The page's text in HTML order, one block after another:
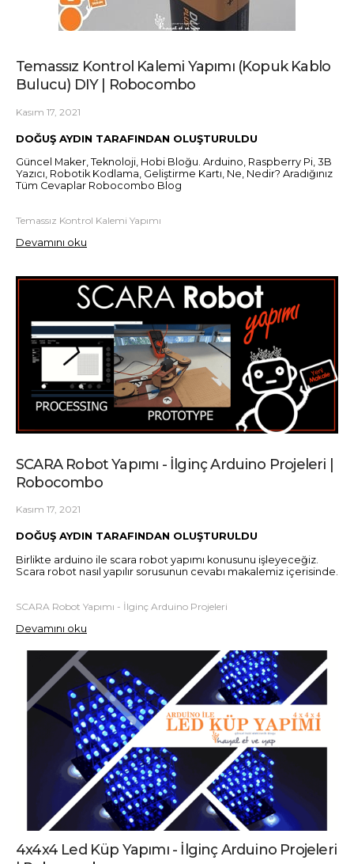
Temassız Kontrol Kalemi Yapımı (Kopuk Kablo
Bulucu) DIY | Robocombo
Kasım 17, 2021
DOĞUŞ AYDIN TARAFINDAN OLUŞTURULDU
Güncel Maker, Teknoloji, Hobi Bloğu. Arduino, Raspberry Pi, 3B
Yazıcı, Robotik Kodlama, Geliştirme Kartı, Ne, Nedir? Aradığınız
Tüm Cevaplar Robocombo Blog
Temassız Kontrol Kalemi Yapımı
Devamını oku
SCARA Robot Yapımı - İlginç Arduino Projeleri |
Robocombo
Kasım 17, 2021
DOĞUŞ AYDIN TARAFINDAN OLUŞTURULDU
Birlikte arduino ile scara robot yapımı konusunu işleyeceğiz.
Scara robot nasıl yapılır sorusunun cevabı makalemiz içerisinde.
SCARA Robot Yapımı - İlginç Arduino Projeleri
Devamını oku
4x4x4 Led Küp Yapımı - İlginç Arduino Projeleri